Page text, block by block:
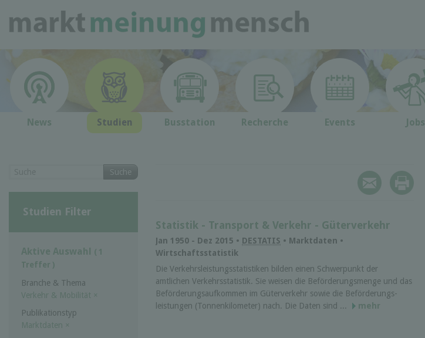
News Studien Busstation Recherche Events Jobs
Statistik - Transport & Verkehr - Güterverkehr
Jan 1950 - Dez 2015 • DESTATIS • Marktdaten •
Wirtschaftsstatistik
Die Verkehrs­leistungs­statistiken bilden einen Schwer­punkt der
amtlichen Verkehrs­statistik. Sie weisen die Beförderungs­menge und das
Beförderungs­aufkommen im Güterverkehr sowie die Beförderungs­
leistungen (Tonnen­kilometer) nach. Die Daten sind ...
mehr
Suche
Studien Filter
Aktive Auswahl ( 1
Treffer )
Branche & Thema
Verkehr & Mobilität ×
Publikationstyp
Marktdaten ×